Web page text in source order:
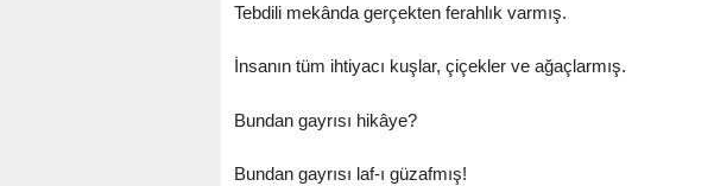
Tebdili mekânda gerçekten ferahlık varmış.
İnsanın tüm ihtiyacı kuşlar, çiçekler ve ağaçlarmış.
Bundan gayrısı hikâye?
Bundan gayrısı laf-ı güzafmış!